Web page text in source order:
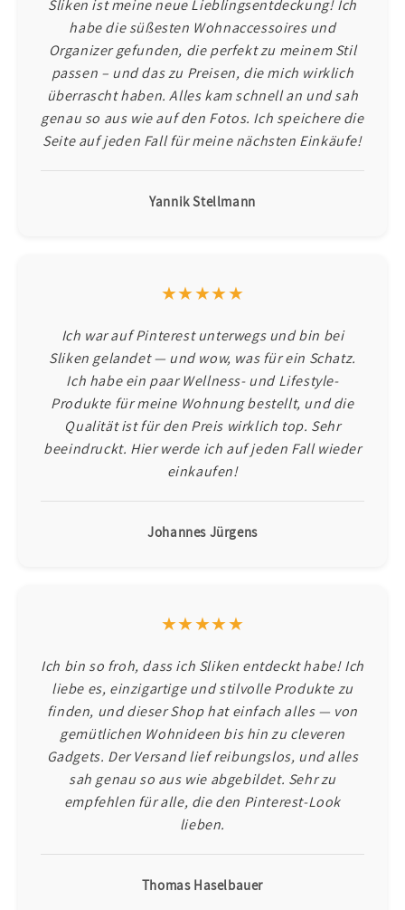
Sliken ist meine neue Lieblingsentdeckung! Ich
habe die süßesten Wohnaccessoires und
Organizer gefunden, die perfekt zu meinem Stil
passen – und das zu Preisen, die mich wirklich
überrascht haben. Alles kam schnell an und sah
genau so aus wie auf den Fotos. Ich speichere die
Seite auf jeden Fall für meine nächsten Einkäufe!
Yannik Stellmann
★★★★★
Ich war auf Pinterest unterwegs und bin bei
Sliken gelandet — und wow, was für ein Schatz.
Ich habe ein paar Wellness- und Lifestyle-
Produkte für meine Wohnung bestellt, und die
Qualität ist für den Preis wirklich top. Sehr
beeindruckt. Hier werde ich auf jeden Fall wieder
einkaufen!
Johannes Jürgens
★★★★★
Ich bin so froh, dass ich Sliken entdeckt habe! Ich
liebe es, einzigartige und stilvolle Produkte zu
finden, und dieser Shop hat einfach alles — von
gemütlichen Wohnideen bis hin zu cleveren
Gadgets. Der Versand lief reibungslos, und alles
sah genau so aus wie abgebildet. Sehr zu
empfehlen für alle, die den Pinterest-Look
lieben.
Thomas Haselbauer